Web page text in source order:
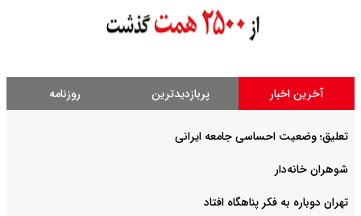
آخرین اخبار پربازدیدترین روزنامه
تعلیق؛ وضعیت احساسی جامعه ایرانی
شوهران خانه‌دار
تهران دوباره به فکر پناهگاه افتاد